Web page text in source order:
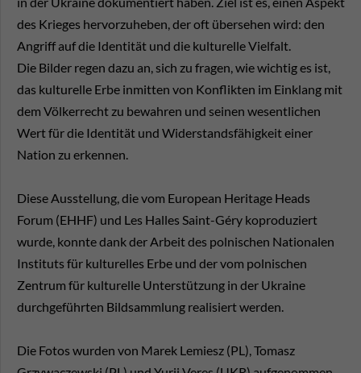
des Krieges hervorzuheben, der oft übersehen wird: den
Angriff auf die Identität und die kulturelle Vielfalt.
Die Bilder regen dazu an, sich zu fragen, wie wichtig es ist,
das kulturelle Erbe inmitten von Konflikten im Einklang mit
dem Völkerrecht zu bewahren und seinen wesentlichen
Wert für die Identität und Widerstandsfähigkeit einer
Nation zu erkennen.
Diese Ausstellung, die vom European Heritage Heads
Forum (EHHF) und Les Halles Saint-Géry koproduziert
wurde, konnte dank der Arbeit des polnischen Nationalen
Instituts für kulturelles Erbe und der vom polnischen
Zentrum für kulturelle Unterstützung in der Ukraine
durchgeführten Bildsammlung realisiert werden.
Die Fotos wurden von Marek Lemiesz (PL), Tomasz